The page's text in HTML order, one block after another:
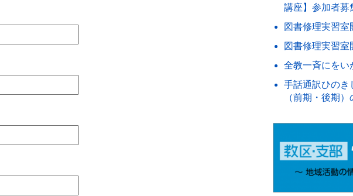
講座】参加者募
図書修理実習室
図書修理実習室
全教一斉にをい
手話通訳ひのき
（前期・後期